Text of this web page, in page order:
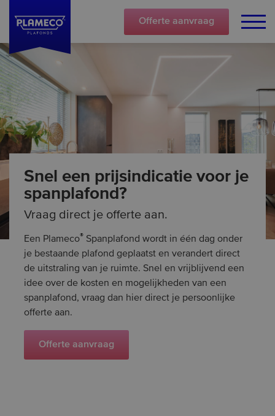
Offerte aanvraag
Snel een prijsindicatie voor je
spanplafond?
Vraag direct je offerte aan.
Een Plameco® Spanplafond wordt in één dag onder
je bestaande plafond geplaatst en verandert direct
de uitstraling van je ruimte. Snel en vrijblijvend een
idee over de kosten en mogelijkheden van een
spanplafond, vraag dan hier direct je persoonlijke
offerte aan.
Offerte aanvraag